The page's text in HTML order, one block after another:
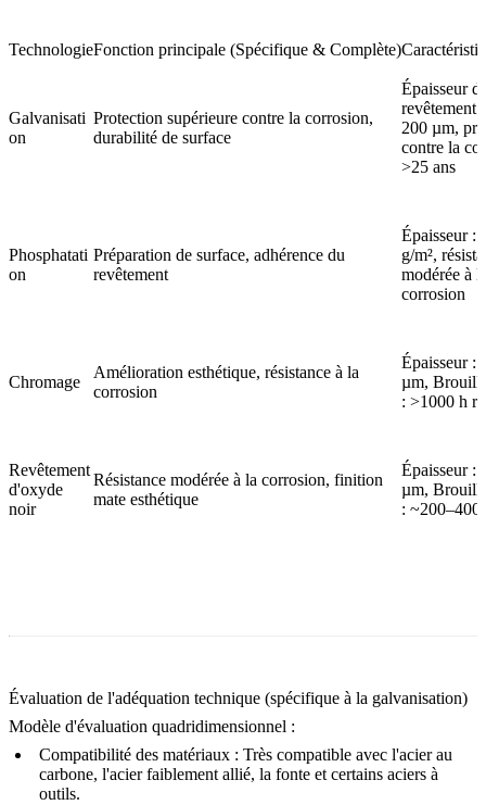
TechnologieFonction principale (Spécifique & Complète)
Galvanisati
on
Protection supérieure contre la corrosion,
durabilité de surface
Épaisseur
revêtement
200 µm,
contre la
>25 ans
Phosphatati
on
Préparation de surface, adhérence du
revêtement
Épaisseur :
g/m²,
modérée à
corrosion
Chromage
Amélioration esthétique, résistance à la
corrosion
Épaisseur :
µm,
: >1000 h
Revêtement
d'oxyde
noir
Résistance modérée à la corrosion, finition
mate esthétique
Épaisseur :
µm,
: ~200–400
Évaluation de l'adéquation technique (spécifique à la galvanisation)
Modèle d'évaluation quadridimensionnel :
Compatibilité des matériaux : Très compatible avec l'acier au
carbone, l'acier faiblement allié, la fonte et certains aciers à
outils.